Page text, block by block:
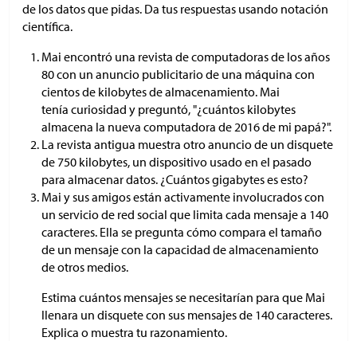
de los datos que pidas. Da tus respuestas usando notación
científica.
Mai encontró una revista de computadoras de los años
80 con un anuncio publicitario de una máquina con
cientos de kilobytes de almacenamiento. Mai
tenía curiosidad y preguntó, "¿cuántos kilobytes
almacena la nueva computadora de 2016 de mi papá?".
La revista antigua muestra otro anuncio de un disquete
de 750 kilobytes, un dispositivo usado en el pasado
para almacenar datos. ¿Cuántos gigabytes es esto?
Mai y sus amigos están activamente involucrados con
un servicio de red social que limita cada mensaje a 140
caracteres. Ella se pregunta cómo compara el tamaño
de un mensaje con la capacidad de almacenamiento
de otros medios.
Estima cuántos mensajes se necesitarían para que Mai
llenara un disquete con sus mensajes de 140 caracteres.
Explica o muestra tu razonamiento.